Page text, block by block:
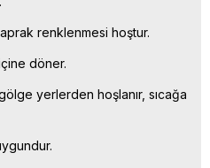
renklenmesi hoştur.
döner.
yerlerden hoşlanır, sıcağa